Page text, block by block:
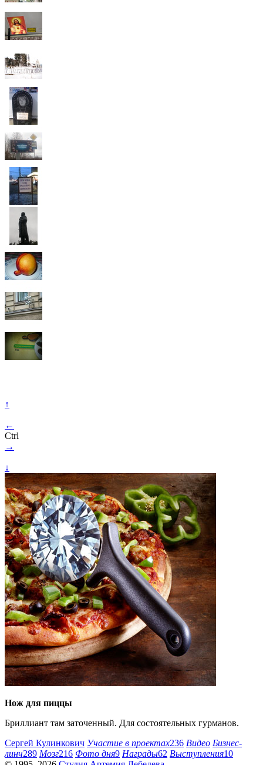
↑
←
Ctrl
→
↓
Нож для пиццы
Бриллиант там заточенный. Для состоятельных гурманов.
Сергей Кулинкович Участие в проектах236 Видео Бизнес-
линч289 Мозг216 Фото дня9 Награды62 Выступления10